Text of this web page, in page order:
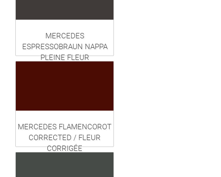
MERCEDES
ESPRESSOBRAUN NAPPA
PLEINE FLEUR
MERCEDES FLAMENCOROT
CORRECTED / FLEUR
CORRIGÉE